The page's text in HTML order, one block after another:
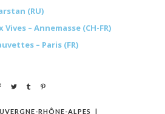
(RU)
Vives – Annemasse (CH-FR)
– Paris (FR)
RHÔNE-ALPES